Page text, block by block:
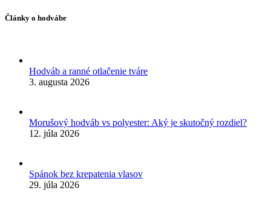
Články o hodvábe
Hodváb a ranné otlačenie tváre
3. augusta 2026
Morušový hodváb vs polyester: Aký je skutočný rozdiel?
12. júla 2026
Spánok bez krepatenia vlasov
29. júla 2026